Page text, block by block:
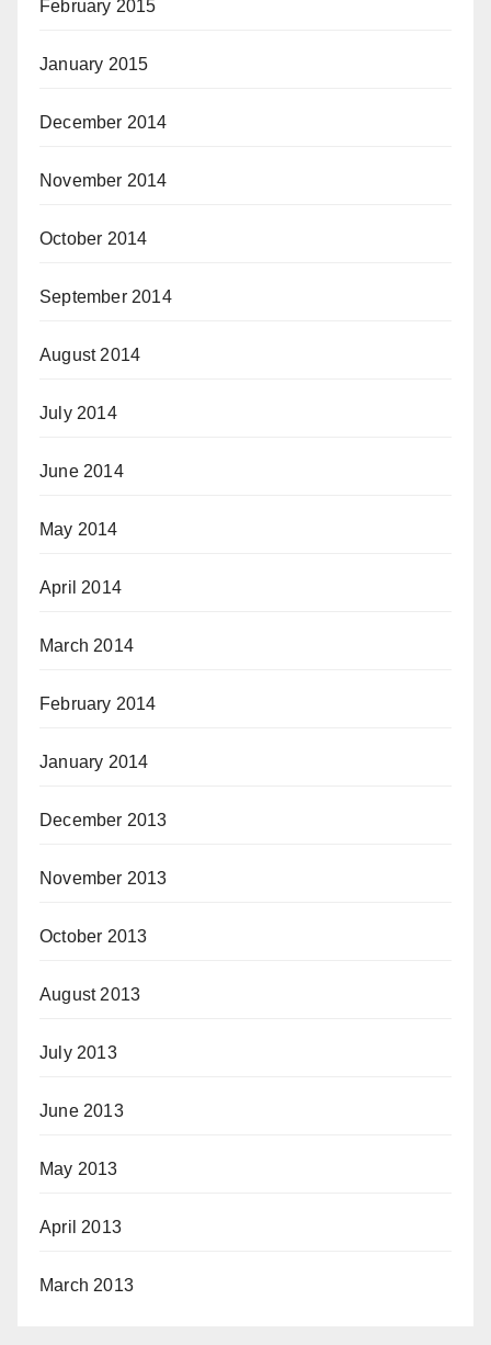
February 2015
January 2015
December 2014
November 2014
October 2014
September 2014
August 2014
July 2014
June 2014
May 2014
April 2014
March 2014
February 2014
January 2014
December 2013
November 2013
October 2013
August 2013
July 2013
June 2013
May 2013
April 2013
March 2013